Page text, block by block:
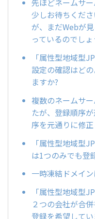
先ほどネームサ
少しお待ちくだ
が、まだWebが
っているのでしょ
「属性型地域型
設定の確認はど
ますか?
複数のネームサ
たが、登録順序
序を元通りに修正
「属性型地域型
は1つのみでも登
一時凍結ドメイ
「属性型地域型
２つの会社が合
登録を希望して